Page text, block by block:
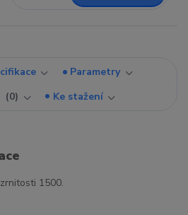
Parametry
0 Ke stažení
1500.